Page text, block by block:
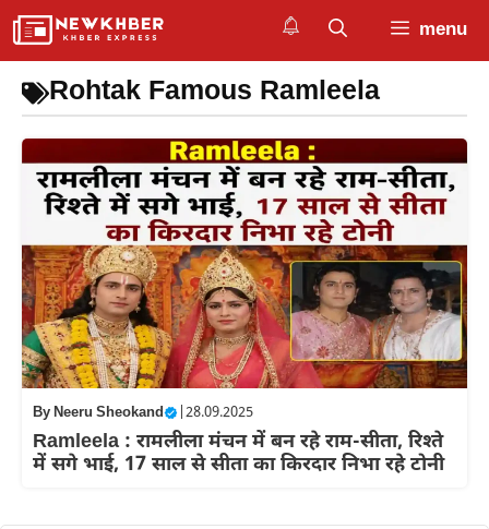
Skip
menu
Rohtak Famous Ramleela
ByNeeru Sheokand 28.09.2025
Ramleela : रामलीला मंचन में बन रहे राम-सीता, रिश्ते
में सगे भाई, 17 साल से सीता का किरदार निभा रहे टोनी